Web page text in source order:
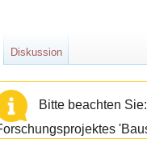
Bitte beachten
Diskussion